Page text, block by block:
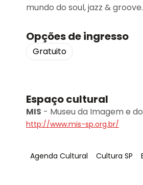
mundo do soul, jazz & groove.
Opções de ingresso
Gratuito
Espaço cultural
MIS - Museu da Imagem e
http://www.mis-sp.org.br/
Tag:
Agenda Cultural Tag:
Cultura SP